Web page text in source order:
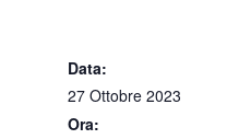
Data:
27 Ottobre 2023
Ora: